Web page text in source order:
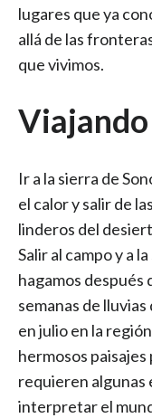
lugares que ya
allá de las
que vivimos.
Ir a la sierra de
el calor y salir de
linderos del
Salir al campo y a
hagamos después
semanas de
en julio en la
hermosos
requieren algunas
interpretar el